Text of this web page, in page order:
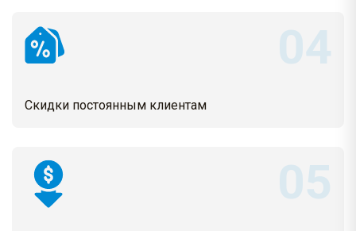
Скидки постоянным клиентам